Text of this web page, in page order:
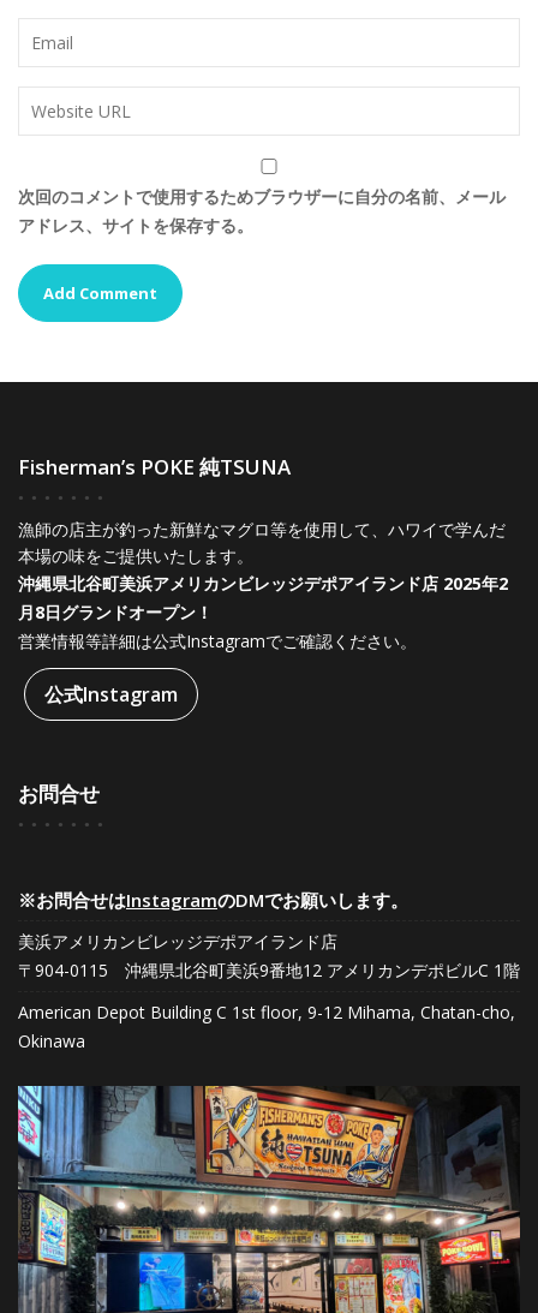
次回のコメントで使用するためブラウザーに自分の名前、メール
アドレス、サイトを保存する。
Fisherman’s POKE 純TSUNA
漁師の店主が釣った新鮮なマグロ等を使用して、ハワイで学んだ
本場の味をご提供いたします。
沖縄県北谷町美浜アメリカンビレッジデポアイランド店 2025年2
月8日グランドオープン！
営業情報等詳細は公式Instagramでご確認ください。
公式Instagram
お問合せ
※お問合せはInstagramのDMでお願いします。
美浜アメリカンビレッジデポアイランド店
〒904-0115 沖縄県北谷町美浜9番地12 アメリカンデポビルC 1階
American Depot Building C 1st floor, 9-12 Mihama, Chatan-cho,
Okinawa